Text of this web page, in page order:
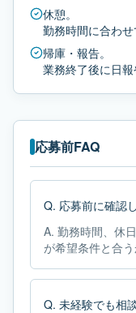
休憩。
勤務時間に合わせ
帰庫・報告。
業務終了後に日報
応募前FAQ
Q. 応募前に確認
A. 勤務時間、休
が希望条件と合
Q. 未経験でも相